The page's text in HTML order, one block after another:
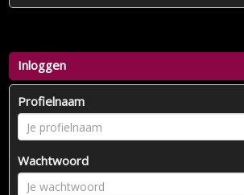
Inloggen
Profielnaam
Wachtwoord